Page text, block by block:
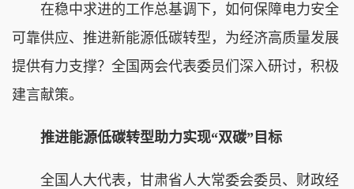
在稳中求进的工作总基调下，如何保障电力安全
可靠供应、推进新能源低碳转型，为经济高质量发展
提供有力支撑？全国两会代表委员们深入研讨，积极
建言献策。
推进能源低碳转型助力实现“双碳”目标
全国人大代表，甘肃省人大常委会委员、财政经